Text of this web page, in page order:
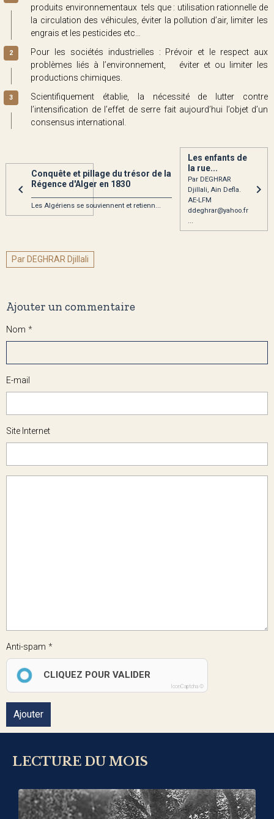
produits environnementaux tels que : utilisation rationnelle de
la circulation des véhicules, éviter la pollution d’air, limiter les
engrais et les pesticides etc…
Pour les sociétés industrielles : Prévoir et le respect aux
problèmes liés à l’environnement, éviter et ou limiter les
productions chimiques.
Scientifiquement établie, la nécessité de lutter contre
l’intensification de l’effet de serre fait aujourd’hui l’objet d’un
consensus international.
Conquête et pillage du trésor de la
Régence d'Alger en 1830
Les Algériens se souviennent et retienn...
Les enfants de
la rue...
Par DEGHRAR
Djillali, Ain Defla.
AE-LFM
ddeghrar@yahoo.fr
...
Par DEGHRAR Djillali
Ajouter un commentaire
Nom
E-mail
Site Internet
Anti-spam
CLIQUEZ POUR VALIDER
IconCaptcha ©
Ajouter
LECTURE DU MOIS